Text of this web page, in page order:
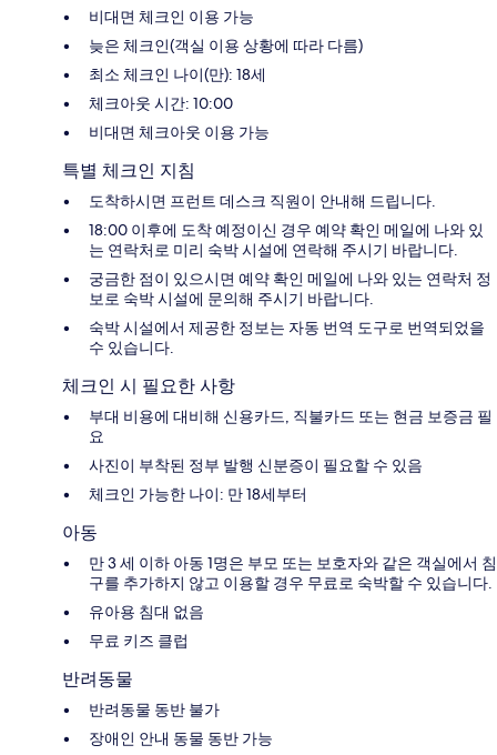
비대면 체크인 이용 가능
늦은 체크인(객실 이용 상황에 따라 다름)
최소 체크인 나이(만): 18세
체크아웃 시간: 10:00
비대면 체크아웃 이용 가능
특별 체크인 지침
도착하시면 프런트 데스크 직원이 안내해 드립니다.
18:00 이후에 도착 예정이신 경우 예약 확인 메일에 나와 있
는 연락처로 미리 숙박 시설에 연락해 주시기 바랍니다.
궁금한 점이 있으시면 예약 확인 메일에 나와 있는 연락처 정
보로 숙박 시설에 문의해 주시기 바랍니다.
숙박 시설에서 제공한 정보는 자동 번역 도구로 번역되었을
수 있습니다.
체크인 시 필요한 사항
부대 비용에 대비해 신용카드, 직불카드 또는 현금 보증금 필
요
사진이 부착된 정부 발행 신분증이 필요할 수 있음
체크인 가능한 나이: 만 18세부터
아동
만 3 세 이하 아동 1명은 부모 또는 보호자와 같은 객실에서 침
구를 추가하지 않고 이용할 경우 무료로 숙박할 수 있습니다.
유아용 침대 없음
무료 키즈 클럽
반려동물
반려동물 동반 불가
장애인 안내 동물 동반 가능